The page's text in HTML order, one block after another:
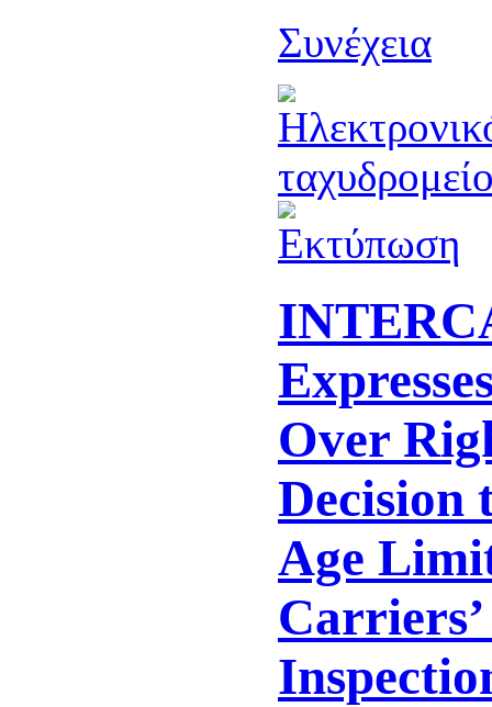
Συνέχεια
Over
Decision
Age